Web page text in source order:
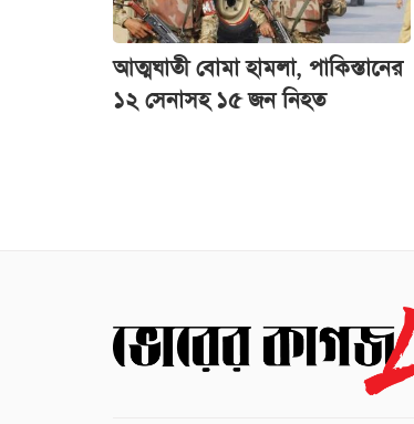
আত্মঘাতী বোমা হামলা, পাকিস্তানের
১২ সেনাসহ ১৫ জন নিহত